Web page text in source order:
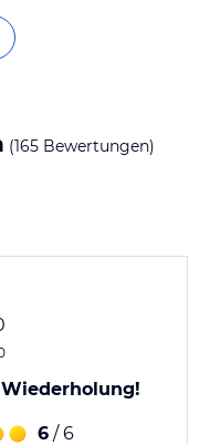
(165 Bewertungen)
6 / 6